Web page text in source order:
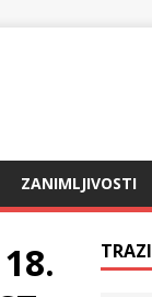
ZANIMLJIVOSTI
TRAZI